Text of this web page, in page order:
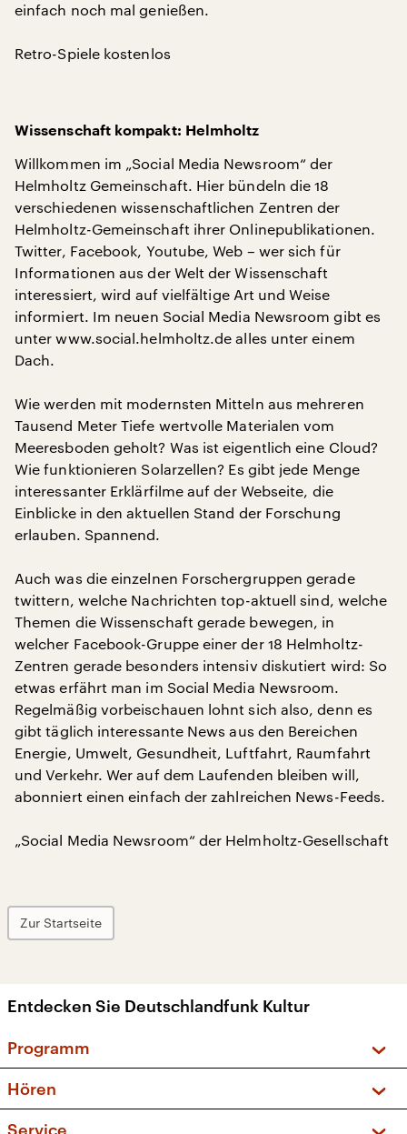
einfach noch mal genießen.
Retro-Spiele kostenlos
Wissenschaft kompakt: Helmholtz
Willkommen im „Social Media Newsroom“ der
Helmholtz Gemeinschaft. Hier bündeln die 18
verschiedenen wissenschaftlichen Zentren der
Helmholtz-Gemeinschaft ihrer Onlinepublikationen.
Twitter, Facebook, Youtube, Web – wer sich für
Informationen aus der Welt der Wissenschaft
interessiert, wird auf vielfältige Art und Weise
informiert. Im neuen Social Media Newsroom gibt es
unter www.social.helmholtz.de alles unter einem
Dach.
Wie werden mit modernsten Mitteln aus mehreren
Tausend Meter Tiefe wertvolle Materialen vom
Meeresboden geholt? Was ist eigentlich eine Cloud?
Wie funktionieren Solarzellen? Es gibt jede Menge
interessanter Erklärfilme auf der Webseite, die
Einblicke in den aktuellen Stand der Forschung
erlauben. Spannend.
Auch was die einzelnen Forschergruppen gerade
twittern, welche Nachrichten top-aktuell sind, welche
Themen die Wissenschaft gerade bewegen, in
welcher Facebook-Gruppe einer der 18 Helmholtz-
Zentren gerade besonders intensiv diskutiert wird: So
etwas erfährt man im Social Media Newsroom.
Regelmäßig vorbeischauen lohnt sich also, denn es
gibt täglich interessante News aus den Bereichen
Energie, Umwelt, Gesundheit, Luftfahrt, Raumfahrt
und Verkehr. Wer auf dem Laufenden bleiben will,
abonniert einen einfach der zahlreichen News-Feeds.
„Social Media Newsroom“ der Helmholtz-Gesellschaft
Zur Startseite
Entdecken Sie Deutschlandfunk Kultur
Programm
Sendungen und Podcasts
Hören
Service